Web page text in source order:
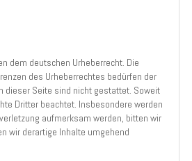
dem deutschen Urheberrecht. Die
des Urheberrechtes bedürfen der
dieser Seite sind nicht gestattet. Soweit
Dritter beachtet. Insbesondere werden
aufmerksam werden, bitten wir
wir derartige Inhalte umgehend